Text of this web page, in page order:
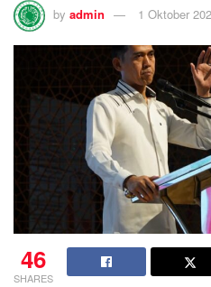
by admin 1 Oktober
46
SHARES